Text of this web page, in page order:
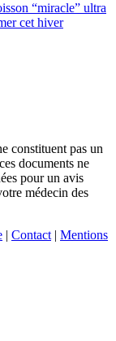
“miracle” ultra
cet hiver
constituent pas un
documents ne
pour un avis
médecin des
| Contact | Mentions